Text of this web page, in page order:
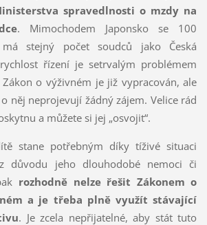
spravedlnosti o mzdy na
. Mimochodem Japonsko se 100
stejný počet soudců jako Česká
řízení je setrvalým problémem
o výživném je již vypracován, ale
něj neprojevují žádný zájem. Velice rád
a můžete si jej „osvojit“.
stane potřebným díky tíživé situaci
důvodu jeho dlouhodobé nemoci či
rozhodně nelze řešit Zákonem o
a je třeba plně využít stávající
. Je zcela nepřijatelné, aby stát tuto